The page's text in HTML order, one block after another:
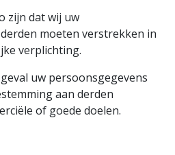
zijn dat wij uw
moeten verstrekken in
verplichting.
uw persoonsgegevens
aan derden
of goede doelen.